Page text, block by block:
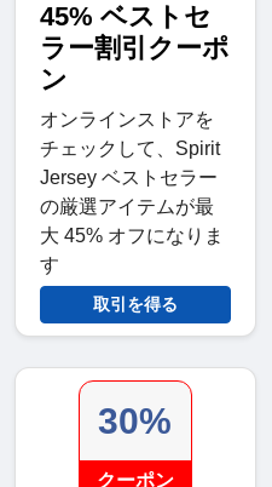
45% ベストセ
ラー割引クーポ
ン
オンラインストアを
チェックして、Spirit
Jersey ベストセラー
の厳選アイテムが最
大 45% オフになりま
す
取引を得る
30%
クーポン